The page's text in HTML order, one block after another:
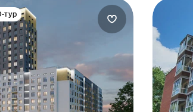
тур